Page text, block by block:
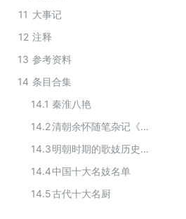
11 大事记
12 注释
13 参考资料
14 条目合集
14.1 秦淮八艳
14.2
清朝余怀随笔杂记《板桥杂记》中的人物
14.3
明朝时期的歌妓历史人物
14.4中国十大名妓名单
14.5古代十大名厨